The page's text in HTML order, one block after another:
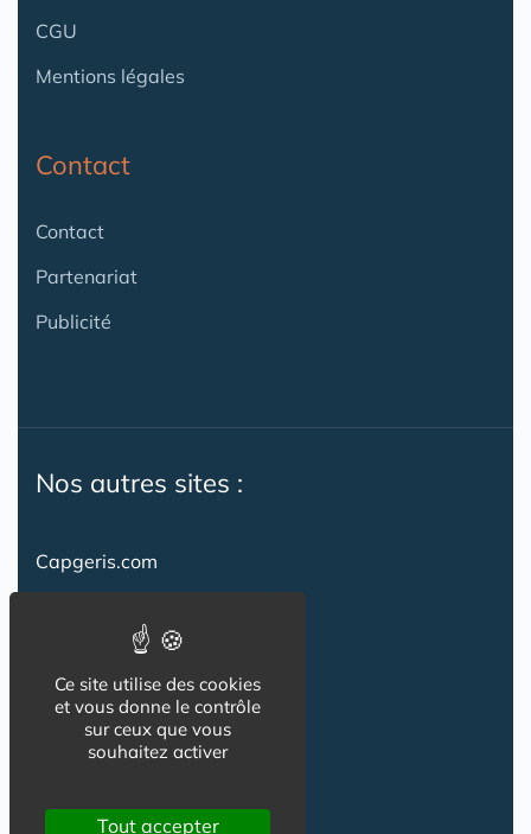
CGU
Mentions légales
Contact
Contact
Partenariat
Publicité
Nos autres sites :
Capgeris.com
Emploi-formation-sante.com
Seniorissimmo.com
Creche-et-naissance.com
Ce site utilise des cookies
et vous donne le contrôle
sur ceux que vous
souhaitez activer
Tout accepter